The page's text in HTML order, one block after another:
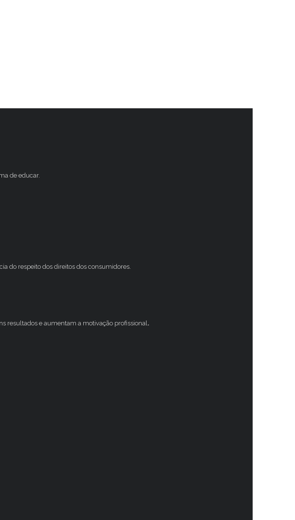
de educar.
do respeito dos direitos dos consumidores.
resultados e aumentam a motivação profissional.